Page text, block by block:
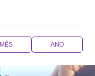
MÊS ANO